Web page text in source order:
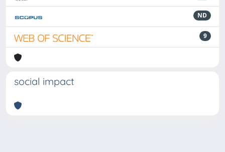
ND
9
social impact